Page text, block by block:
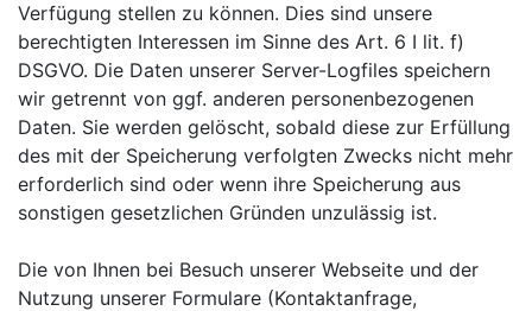
Verfügung stellen zu können. Dies sind unsere
berechtigten Interessen im Sinne des Art. 6 I lit. f)
DSGVO. Die Daten unserer Server-Logfiles speichern
wir getrennt von ggf. anderen personenbezogenen
Daten. Sie werden gelöscht, sobald diese zur Erfüllung
des mit der Speicherung verfolgten Zwecks nicht mehr
erforderlich sind oder wenn ihre Speicherung aus
sonstigen gesetzlichen Gründen unzulässig ist.
Die von Ihnen bei Besuch unserer Webseite und der
Nutzung unserer Formulare (Kontaktanfrage,